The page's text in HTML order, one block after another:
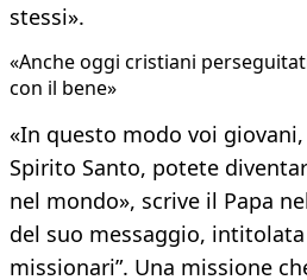
stessi».
«Anche oggi cristiani
con il bene»
«In questo modo voi giovani,
Spirito Santo, potete
nel mondo», scrive il Papa
del suo messaggio,
missionari”. Una missione